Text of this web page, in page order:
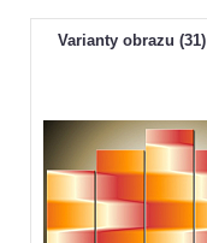
Varianty obrazu (31)